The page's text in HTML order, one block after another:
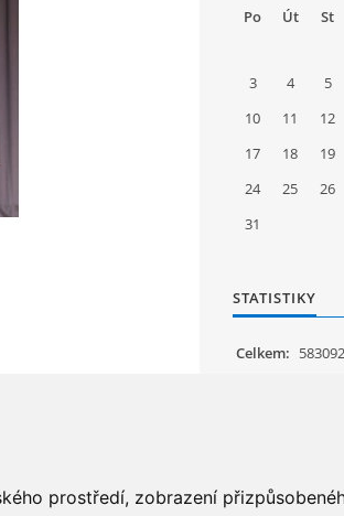
prostředí, zobrazení
Po
Út St
3
4 5
10
11 12
17
18 19
24
25 26
31
STATISTIKY
Celkem: